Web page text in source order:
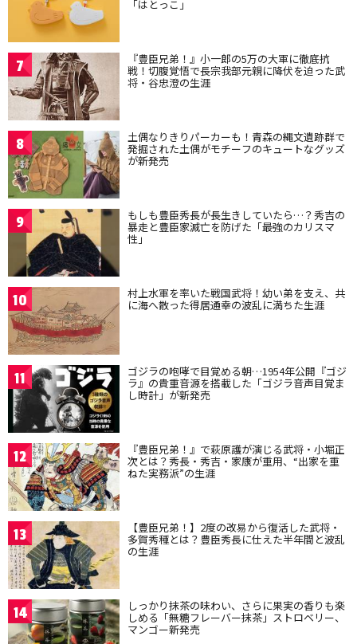
「はとっこ」
7 『豊臣兄弟！』小一郎の5万の大軍に徹底抗
戦！切腹覚悟で長宗我部元親に降伏を迫った武
将・谷忠澄の生涯
8 土偶なりきりパーカーも！青森の縄文遺跡群で
発掘された土偶がモチーフのキュートなグッズ
が新発売
9 もしも豊臣秀長が長生きしていたら…？秀吉の
暴走と豊臣家滅亡を防げた「最強のカリスマ
性」
10 村上水軍を率いた戦国武将！幼い弟を支え、共
に海へ散った得居通幸の波乱に満ちた生涯
11 ゴジラの咆哮で目覚める朝…1954年公開『ゴジ
ラ』の貴重音源を搭載した「ゴジラ音声目覚ま
し時計」が新発売
12 『豊臣兄弟！』で萩原護が演じる武将・小堀正
次とは？秀長・秀吉・家康が重用、“出家を重
ねた実務派”の生涯
13 【豊臣兄弟！】2度の改易から復活した武将・
多賀秀種とは？豊臣秀長に仕えた半年間と波乱
の生涯
14 しっかり抹茶の味わい、さらに果実の香りも楽
しめる「無糖フレーバー抹茶」ストロベリー、
マンゴー新発売